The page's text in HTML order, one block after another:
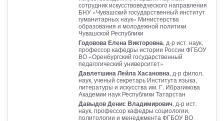
сотрудник искусствоведческого направления
БНУ «Чувашский государственный институт
гуманитарных наук» Министерства
образования и молодежной политики
Чувашской Республики
Годовова Елена Викторовна, д-р ист. наук,
профессор кафедры истории России ФГБОУ
ВО «Оренбургский государственный
педагогический университет»
Давлетшина Лейла Хасановна, д-р филол.
наук, ученый секретарь Института языка,
литературы и искусства им. Г. Ибрагимова
Академии наук Республики Татарстан
Давыдов Денис Владимирович, д-р ист.
наук, профессор кафедры социологии,
политологии и менеджмента ФГБОУ ВО